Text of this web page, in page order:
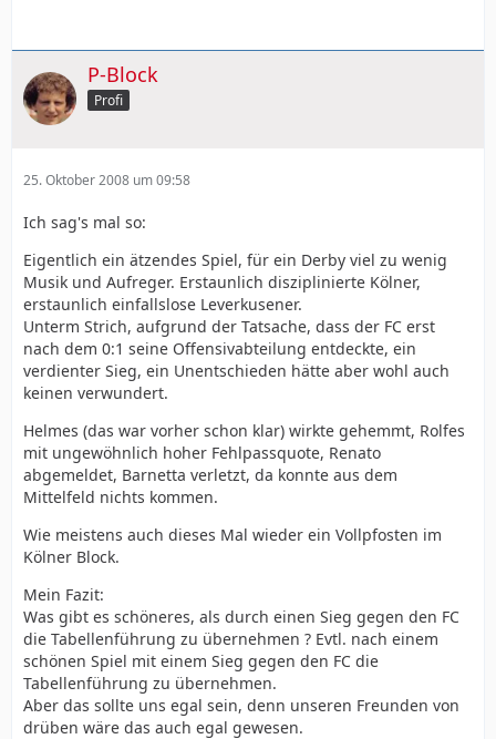
P-Block
Profi
25. Oktober 2008 um 09:58
Ich sag's mal so:
Eigentlich ein ätzendes Spiel, für ein Derby viel zu wenig
Musik und Aufreger. Erstaunlich disziplinierte Kölner,
erstaunlich einfallslose Leverkusener.
Unterm Strich, aufgrund der Tatsache, dass der FC erst
nach dem 0:1 seine Offensivabteilung entdeckte, ein
verdienter Sieg, ein Unentschieden hätte aber wohl auch
keinen verwundert.
Helmes (das war vorher schon klar) wirkte gehemmt, Rolfes
mit ungewöhnlich hoher Fehlpassquote, Renato
abgemeldet, Barnetta verletzt, da konnte aus dem
Mittelfeld nichts kommen.
Wie meistens auch dieses Mal wieder ein Vollpfosten im
Kölner Block.
Mein Fazit:
Was gibt es schöneres, als durch einen Sieg gegen den FC
die Tabellenführung zu übernehmen ? Evtl. nach einem
schönen Spiel mit einem Sieg gegen den FC die
Tabellenführung zu übernehmen.
Aber das sollte uns egal sein, denn unseren Freunden von
drüben wäre das auch egal gewesen.